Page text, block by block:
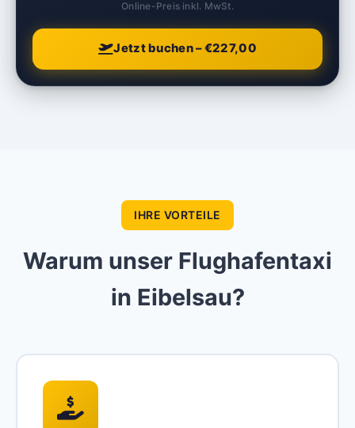
Online-Preis inkl. MwSt.
Jetzt buchen – €227,00
IHRE VORTEILE
Warum unser Flughafentaxi
in Eibelsau?